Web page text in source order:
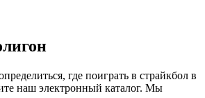
где поиграть в страйкбол в
наш электронный каталог. Мы